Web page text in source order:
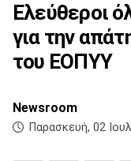
Ελεύθεροι
για την
του ΕΟΠΥΥ
Newsroom
Παρασκευή, 02